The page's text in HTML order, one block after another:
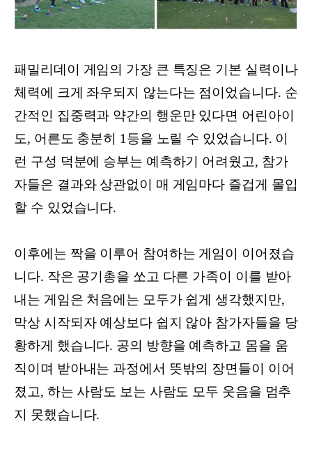
패밀리데이 게임의 가장 큰 특징은 기본 실력이나
체력에 크게 좌우되지 않는다는 점이었습니다. 순
간적인 집중력과 약간의 행운만 있다면 어린아이
도, 어른도 충분히 1등을 노릴 수 있었습니다. 이
런 구성 덕분에 승부는 예측하기 어려웠고, 참가
자들은 결과와 상관없이 매 게임마다 즐겁게 몰입
할 수 있었습니다.
이후에는 짝을 이루어 참여하는 게임이 이어졌습
니다. 작은 공기총을 쏘고 다른 가족이 이를 받아
내는 게임은 처음에는 모두가 쉽게 생각했지만,
막상 시작되자 예상보다 쉽지 않아 참가자들을 당
황하게 했습니다. 공의 방향을 예측하고 몸을 움
직이며 받아내는 과정에서 뜻밖의 장면들이 이어
졌고, 하는 사람도 보는 사람도 모두 웃음을 멈추
지 못했습니다.